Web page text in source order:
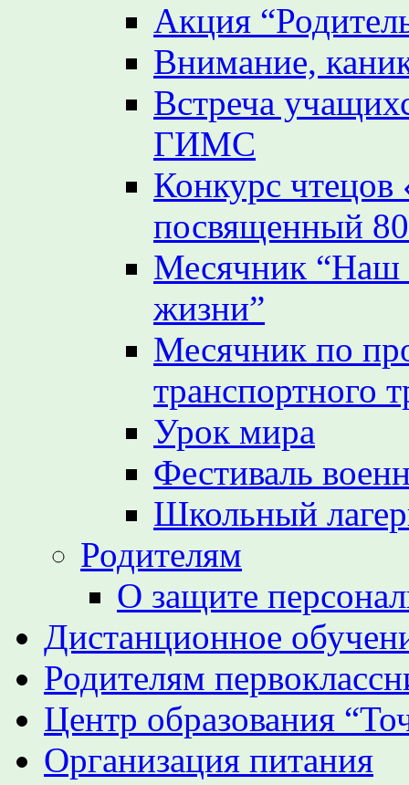
Акция
Внимание,
Встреча
ГИМС
Конкурс
посвященный
Месячник “Наш
жизни”
Месячник по
транспортного
Урок мира
Фестиваль
Школьный
Родителям
О защите
Дистанционное
Родителям
Центр образования
Организация питания